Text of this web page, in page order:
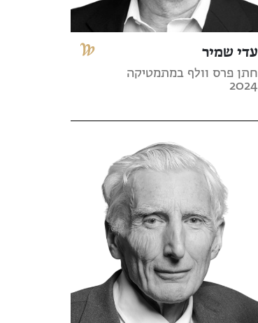
עדי שמיר
חתן פרס וולף במתמטיקה
2024